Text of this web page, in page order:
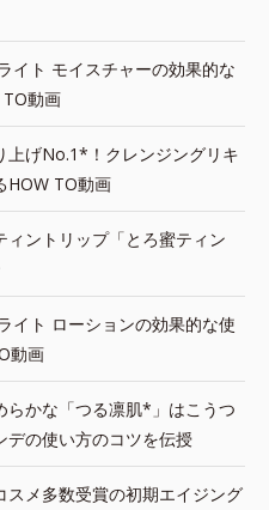
イト モイスチャーの効果的な
動画
上げNo.1*！クレンジングリキ
HOW TO動画
ィントリップ「とろ蜜ティン
イト ローションの効果的な使
動画
らかな「つる凛肌*」はこうつ
デの使い方のコツを伝授
スメ多数受賞の初期エイジング